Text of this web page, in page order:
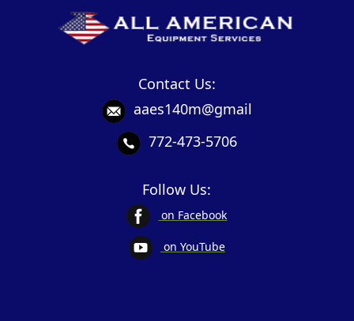
Contact Us:
aaes140m@gmail
772-473-5706
Follow Us:
on Facebook
on YouTube